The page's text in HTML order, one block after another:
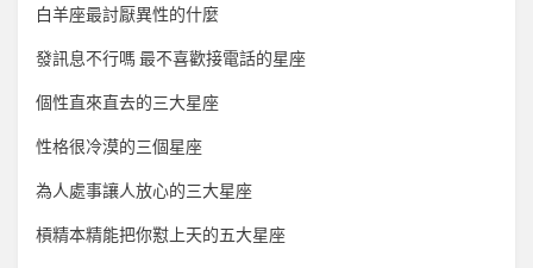
白羊座最討厭異性的什麼
發訊息不行嗎 最不喜歡接電話的星座
個性直來直去的三大星座
性格很冷漠的三個星座
為人處事讓人放心的三大星座
槓精本精能把你懟上天的五大星座